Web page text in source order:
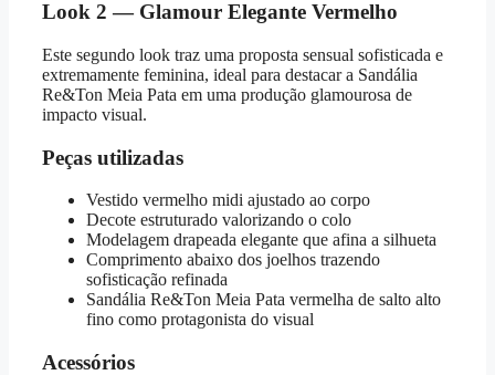
Look 2 — Glamour Elegante Vermelho
Este segundo look traz uma proposta sensual sofisticada e
extremamente feminina, ideal para destacar a Sandália
Re&Ton Meia Pata em uma produção glamourosa de
impacto visual.
Peças utilizadas
Vestido vermelho midi ajustado ao corpo
Decote estruturado valorizando o colo
Modelagem drapeada elegante que afina a silhueta
Comprimento abaixo dos joelhos trazendo
sofisticação refinada
Sandália Re&Ton Meia Pata vermelha de salto alto
fino como protagonista do visual
Acessórios